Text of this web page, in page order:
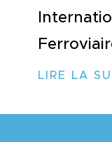
LIRE LA